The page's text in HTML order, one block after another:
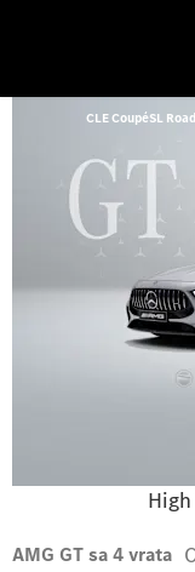
CLE CoupéSL
AMG GT sa 4 vrata